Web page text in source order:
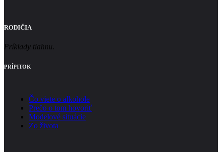
RODIČIA
Príklady tiahnu.
PRÍPITOK
Čo viete o alkohole
Prečo o tom hovoriť
Modelové situácie
Zo života